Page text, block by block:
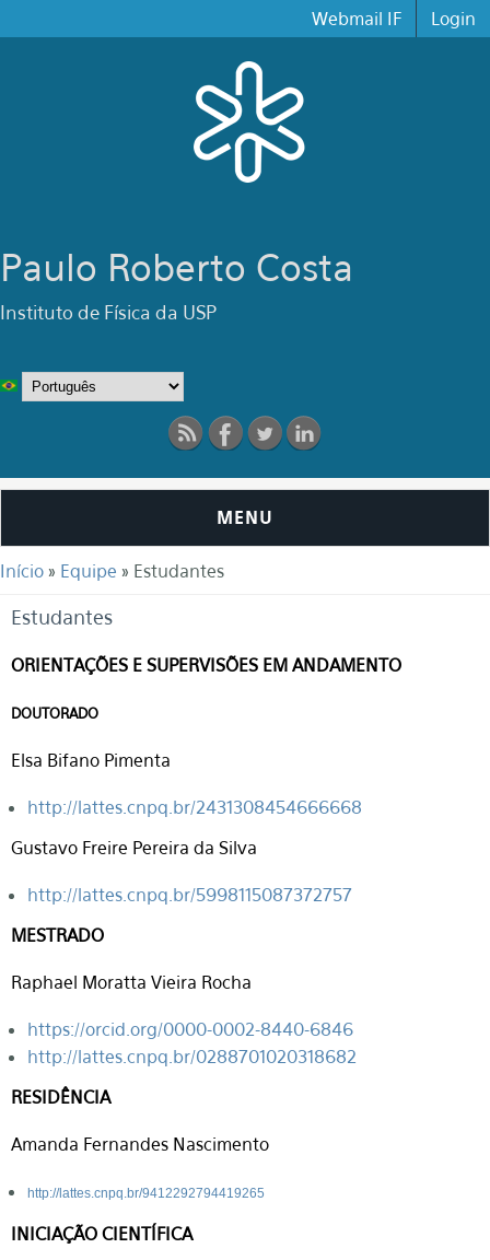
Webmail IF Login
Paulo Roberto Costa
Instituto de Física da USP
MENU
Você está aqui
Início » Equipe » Estudantes
Estudantes
ORIENTAÇÕES E SUPERVISÕES EM ANDAMENTO
DOUTORADO
Elsa Bifano Pimenta
http://lattes.cnpq.br/2431308454666668
Gustavo Freire Pereira da Silva
http://lattes.cnpq.br/5998115087372757
MESTRADO
Raphael Moratta Vieira Rocha
https://orcid.org/0000-0002-8440-6846
http://lattes.cnpq.br/0288701020318682
RESIDÊNCIA
Amanda Fernandes Nascimento
http://lattes.cnpq.br/9412292794419265
INICIAÇÃO CIENTÍFICA